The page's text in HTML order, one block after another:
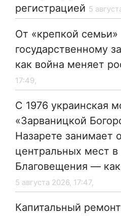
регистрацией 5
От «крепкой семьи»
государственному
как война меняет
17:49,
С 1976 украинская
«Зарваницкой
Назарете занимает
центральных мест в
Благовещения — как
5 августа 2026, 17:47,
Капитальный